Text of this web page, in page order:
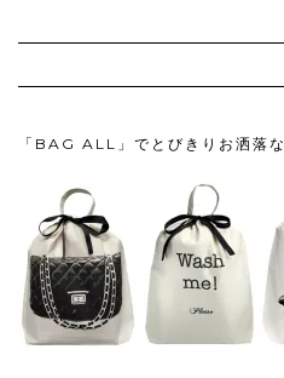
「BAG ALL」でとびきりお洒落